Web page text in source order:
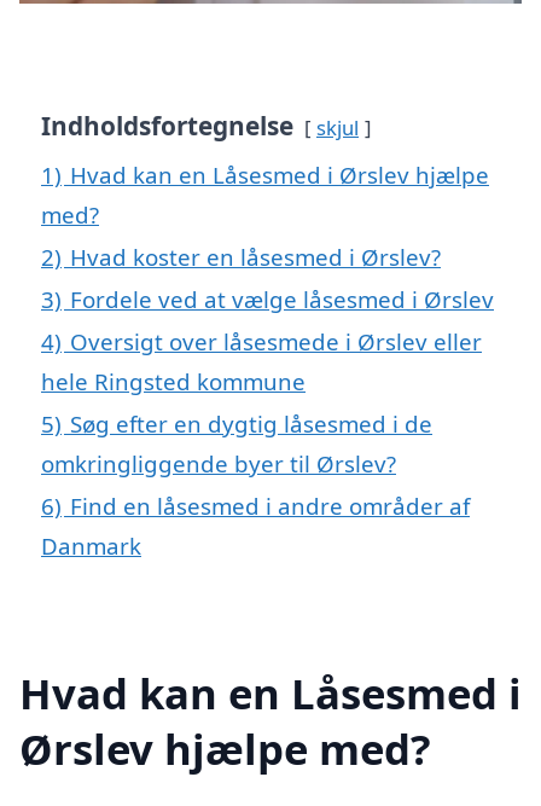
Indholdsfortegnelse skjul
1) Hvad kan en Låsesmed i Ørslev hjælpe
med?
2) Hvad koster en låsesmed i Ørslev?
3) Fordele ved at vælge låsesmed i Ørslev
4) Oversigt over låsesmede i Ørslev eller
hele Ringsted kommune
5) Søg efter en dygtig låsesmed i de
omkringliggende byer til Ørslev?
6) Find en låsesmed i andre områder af
Danmark
Hvad kan en Låsesmed i
Ørslev hjælpe med?